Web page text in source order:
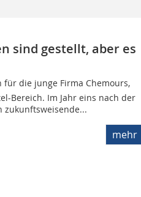
sind gestellt, aber es
die junge Firma Chemours,
Bereich. Im Jahr eins nach der
zukunftsweisende...
mehr